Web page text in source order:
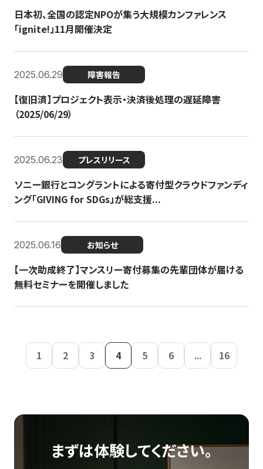
日本初、全国の認定NPOが集う大規模カンファレンス
「ignite!」11月開催決定
2025.06.29 障害報告
【復旧済】プロジェクト表示・決済後処理の遅延障害
（2025/06/29）
2025.06.23 プレスリリース
ソニー銀行とコングラントによる寄付型クラウドファンディ
ング「GIVING for SDGs」が総支援...
2025.06.16 お知らせ
【一次助成終了】マンスリー寄付募集の先輩団体が届ける
無料セミナーを開催しました
1 2 3 4 5 6 ... 16
まずは体験してください。